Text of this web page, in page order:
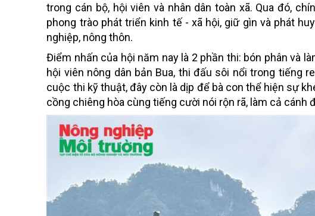
trong cán bộ, hội viên và nhân dân toàn xã. Qua đó,
phong trào phát triển kinh tế - xã hội, giữ gìn và phát
nghiệp, nông thôn.
Điểm nhấn của hội năm nay là 2 phần thi: bón phân và
hội viên nông dân bản Bua, thi đấu sôi nổi trong tiếng
cuộc thi kỹ thuật, đây còn là dịp để bà con thể hiện sự
cồng chiêng hòa cùng tiếng cười nói rộn rã, làm cả cánh